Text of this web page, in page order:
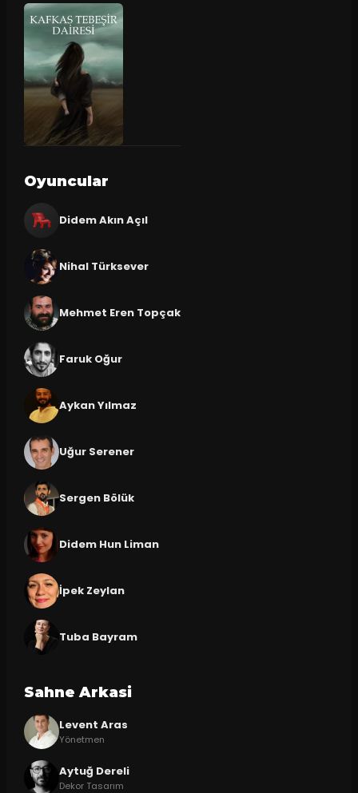
Oyuncular
Didem Akın Açıl
Nihal Türksever
Mehmet Eren Topçak
Faruk Oğur
Aykan Yılmaz
Uğur Serener
Sergen Bölük
Didem Hun Liman
İpek Zeylan
Tuba Bayram
Sahne Arkasi
Levent Aras
Yönetmen
Aytuğ Dereli
Dekor Tasarım